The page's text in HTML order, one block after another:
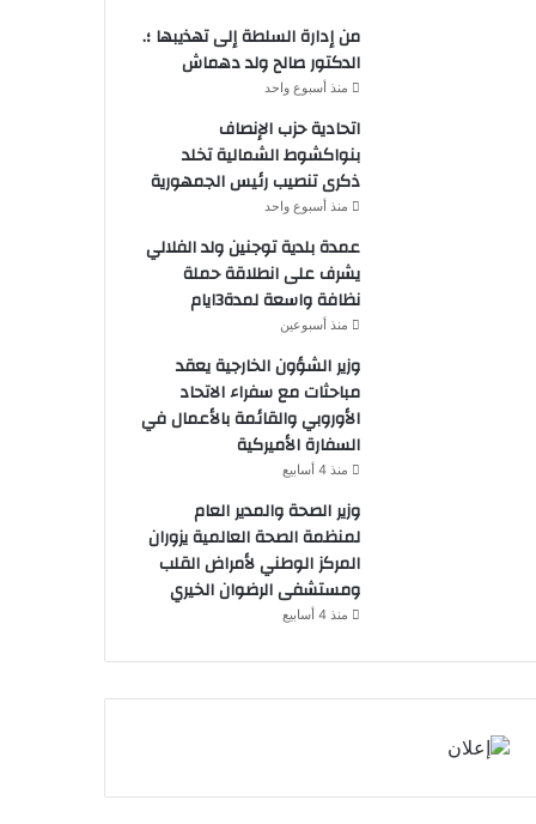
من إدارة السلطة إلى تهذيبها ؛.
الدكتور صالح ولد دهماش
منذ أسبوع واحد
اتحادية حزب الإنصاف
بنواكشوط الشمالية تخلد
ذكرى تنصيب رئيس الجمهورية
منذ أسبوع واحد
عمدة بلدية توجنين ولد الفلالي
يشرف على انطلاقة حملة
نظافة واسعة لمدة3ايام
منذ أسبوعين
وزير الشؤون الخارجية يعقد
مباحثات مع سفراء الاتحاد
الأوروبي والقائمة بالأعمال في
السفارة الأميركية
منذ 4 أسابيع
وزير الصحة والمدير العام
لمنظمة الصحة العالمية يزوران
المركز الوطني لأمراض القلب
ومستشفى الرضوان الخيري
منذ 4 أسابيع